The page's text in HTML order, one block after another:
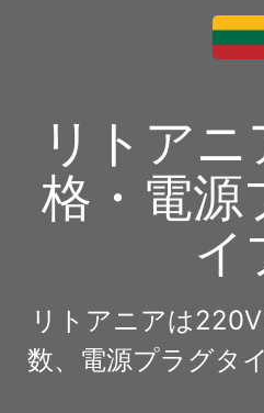
リトア
格・電源
イ
リトアニアは
数、電源プラグタ